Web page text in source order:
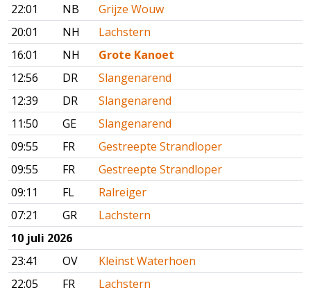
22:01
NB
Grijze Wouw
20:01
NH
Lachstern
16:01
NH
Grote Kanoet
12:56
DR
Slangenarend
12:39
DR
Slangenarend
11:50
GE
Slangenarend
09:55
FR
Gestreepte Strandloper
09:55
FR
Gestreepte Strandloper
09:11
FL
Ralreiger
07:21
GR
Lachstern
10 juli 2026
23:41
OV
Kleinst Waterhoen
22:05
FR
Lachstern